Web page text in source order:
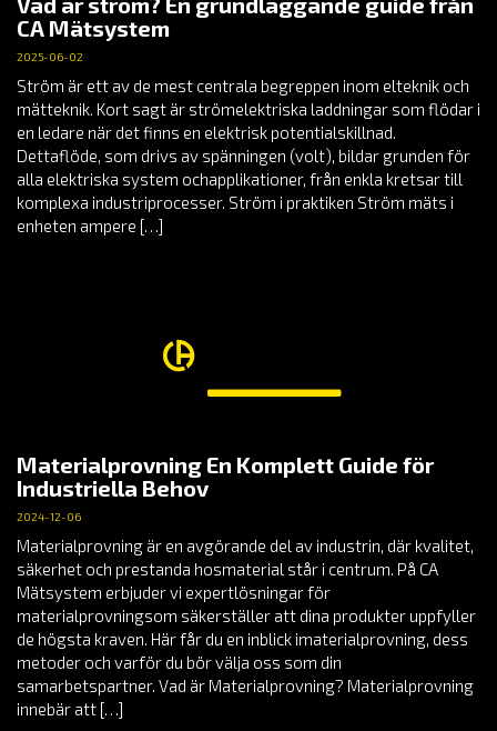
CA Mätsystem
2025-06-02
Ström är ett av de mest centrala begreppen inom elteknik och
mätteknik. Kort sagt är strömelektriska laddningar som flödar i
en ledare när det finns en elektrisk potentialskillnad.
Dettaflöde, som drivs av spänningen (volt), bildar grunden för
alla elektriska system ochapplikationer, från enkla kretsar till
komplexa industriprocesser. Ström i praktiken Ström mäts i
enheten ampere […]
Materialprovning En Komplett Guide för
Industriella Behov
2024-12-06
Materialprovning är en avgörande del av industrin, där kvalitet,
säkerhet och prestanda hosmaterial står i centrum. På CA
Mätsystem erbjuder vi expertlösningar för
materialprovningsom säkerställer att dina produkter uppfyller
de högsta kraven. Här får du en inblick imaterialprovning, dess
metoder och varför du bör välja oss som din
samarbetspartner. Vad är Materialprovning? Materialprovning
innebär att […]